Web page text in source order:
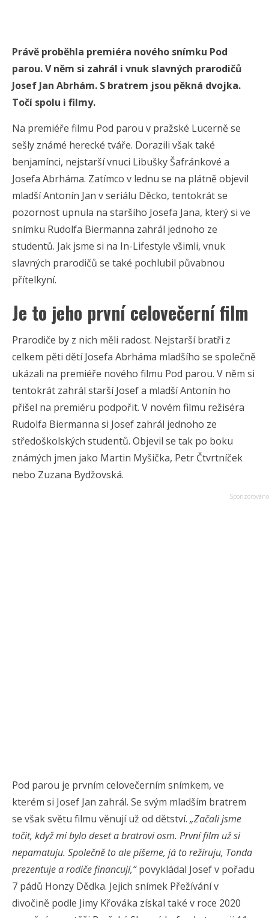
Právě proběhla premiéra nového snímku Pod
parou. V něm si zahrál i vnuk slavných prarodičů
Josef Jan Abrhám. S bratrem jsou pěkná dvojka.
Točí spolu i filmy.
Na premiéře filmu Pod parou v pražské Lucerně se
sešly známé herecké tváře. Dorazili však také
benjamínci, nejstarší vnuci Libušky Šafránkové a
Josefa Abrháma. Zatímco v lednu se na plátně objevil
mladší Antonín Jan v seriálu Děcko, tentokrát se
pozornost upnula na staršího Josefa Jana, který si ve
snímku Rudolfa Biermanna zahrál jednoho ze
studentů. Jak jsme si na In-Lifestyle všimli, vnuk
slavných prarodičů se také pochlubil půvabnou
přítelkyní.
Je to jeho první celovečerní film
Prarodiče by z nich měli radost. Nejstarší bratři z
celkem pěti dětí Josefa Abrháma mladšího se společně
ukázali na premiéře nového filmu Pod parou. V něm si
tentokrát zahrál starší Josef a mladší Antonín ho
přišel na premiéru podpořit. V novém filmu režiséra
Rudolfa Biermanna si Josef zahrál jednoho ze
středoškolských studentů. Objevil se tak po boku
známých jmen jako Martin Myšička, Petr Čtvrtníček
nebo Zuzana Bydžovská.
Pod parou je prvním celovečerním snímkem, ve
kterém si Josef Jan zahrál. Se svým mladším bratrem
se však světu filmu věnují už od dětství.„Začali jsme
točit, když mi bylo deset a bratrovi osm. První film už si
nepamatuju. Společně to ale píšeme, já to režíruju, Tonda
prezentuje a rodiče financují,“povykládal Josef v pořadu
7 pádů Honzy Dědka. Jejich snímek Přežívání v
divočině podle Jimy Křováka získal také v roce 2020